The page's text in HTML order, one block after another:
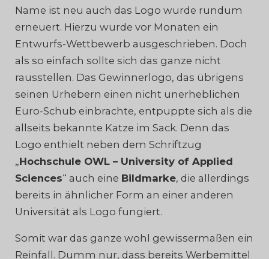
Name ist neu auch das Logo wurde rundum
erneuert. Hierzu wurde vor Monaten ein
Entwurfs-Wettbewerb ausgeschrieben. Doch
als so einfach sollte sich das ganze nicht
rausstellen. Das Gewinnerlogo, das übrigens
seinen Urhebern einen nicht unerheblichen
Euro-Schub einbrachte, entpuppte sich als die
allseits bekannte Katze im Sack. Denn das
Logo enthielt neben dem Schriftzug
„Hochschule OWL – University of Applied
Sciences“ auch eine Bildmarke, die allerdings
bereits in ähnlicher Form an einer anderen
Universität als Logo fungiert.
Somit war das ganze wohl gewissermaßen ein
Reinfall. Dumm nur, dass bereits Werbemittel